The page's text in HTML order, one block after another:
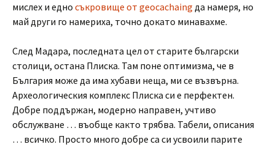
мислех и едно съкровище от geocachaing да намеря, но
май други го намериха, точно докато минавахме.
След Мадара, последната цел от старите български
столици, остана Плиска. Там поне оптимизма, че в
България може да има хубави неща, ми се възвърна.
Археологическия комплекс Плиска си е перфектен.
Добре поддържан, модерно направен, учтиво
обслужване … въобще както трябва. Табели, описания
… всичко. Просто много добре са си усвоили парите